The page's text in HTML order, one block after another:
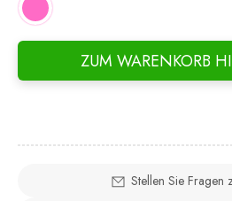
ZUM WARENKORB
Stellen Sie Fragen